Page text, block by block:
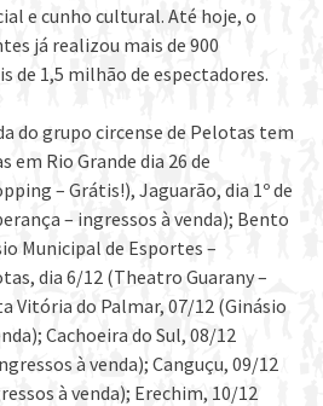
e cunho cultural. Até hoje, o
já realizou mais de 900
de 1,5 milhão de espectadores.
do grupo circense de Pelotas tem
em Rio Grande dia 26 de
– Grátis!), Jaguarão, dia 1º de
– ingressos à venda); Bento
Municipal de Esportes –
dia 6/12 (Theatro Guarany –
Vitória do Palmar, 07/12 (Ginásio
Cachoeira do Sul, 08/12
à venda); Canguçu, 09/12
à venda); Erechim, 10/12